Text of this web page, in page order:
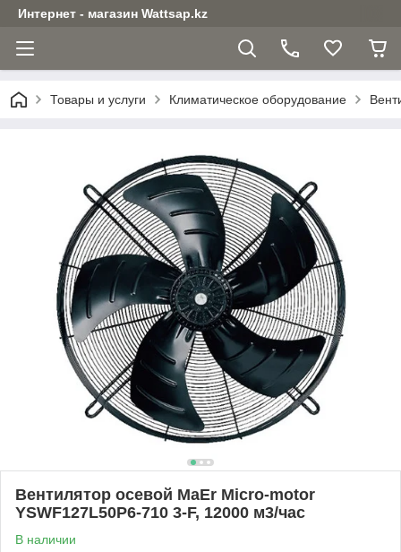
Интернет - магазин Wattsap.kz
Товары и услуги Климатическое оборудование
Вентилятор осевой MaEr Micro-motor
YSWF127L50P6-710 3-F, 12000 м3/час
В наличии